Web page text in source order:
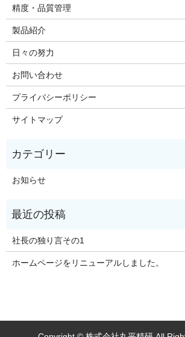
精度・品質管理
製品紹介
日々の努力
お問い合わせ
プライバシーポリシー
サイトマップ
お知らせ
社長の独り言その1
ホームページをリニューアルしました。